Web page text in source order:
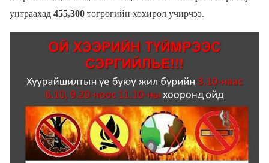
унтраахад 455,300 төгрөгийн хохирол учирчээ.